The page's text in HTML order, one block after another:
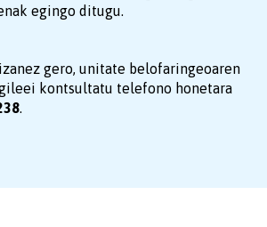
egingo ditugu.
gero, unitate belofaringeoaren
kontsultatu telefono honetara
.